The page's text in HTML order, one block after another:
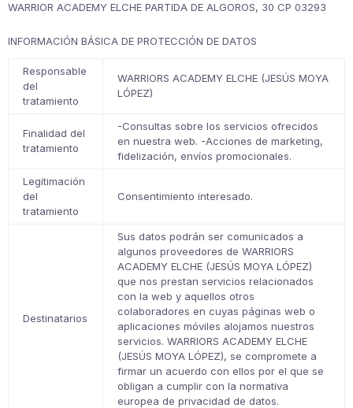
WARRIOR ACADEMY ELCHE PARTIDA DE ALGOROS, 30 CP 03293
INFORMACIÓN BÁSICA DE PROTECCIÓN DE DATOS
Responsable
del
tratamiento
WARRIORS ACADEMY ELCHE (JESÚS MOYA
LÓPEZ)
Finalidad del
tratamiento
-Consultas sobre los servicios ofrecidos
en nuestra web. -Acciones de marketing,
fidelización, envíos promocionales.
Legitimación
del
tratamiento
Consentimiento interesado.
Destinatarios
Sus datos podrán ser comunicados a
algunos proveedores de WARRIORS
ACADEMY ELCHE (JESÚS MOYA LÓPEZ)
que nos prestan servicios relacionados
con la web y aquellos otros
colaboradores en cuyas páginas web o
aplicaciones móviles alojamos nuestros
servicios. WARRIORS ACADEMY ELCHE
(JESÚS MOYA LÓPEZ), se compromete a
firmar un acuerdo con ellos por el que se
obligan a cumplir con la normativa
europea de privacidad de datos.